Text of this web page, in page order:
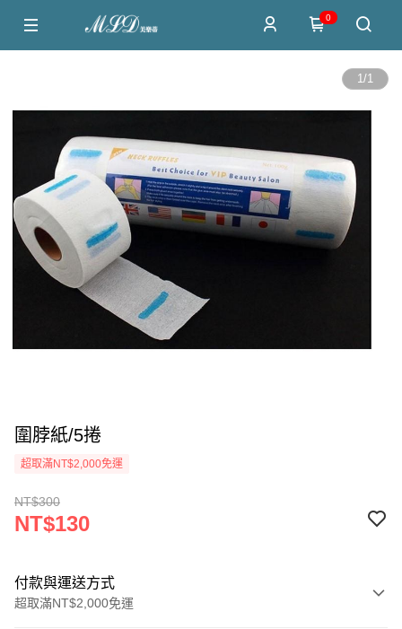
0
1/1
圍脖紙/5捲
超取滿NT$2,000免運
NT$300
NT$130
付款與運送方式
超取滿NT$2,000免運